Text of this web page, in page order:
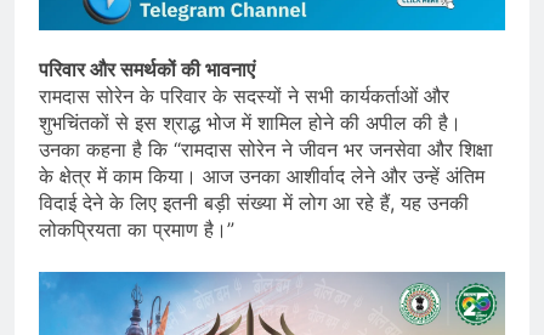
परिवार और समर्थकों की भावनाएं
रामदास सोरेन के परिवार के सदस्यों ने सभी कार्यकर्ताओं और
शुभचिंतकों से इस श्राद्ध भोज में शामिल होने की अपील की है।
उनका कहना है कि “रामदास सोरेन ने जीवन भर जनसेवा और शिक्षा
के क्षेत्र में काम किया। आज उनका आशीर्वाद लेने और उन्हें अंतिम
विदाई देने के लिए इतनी बड़ी संख्या में लोग आ रहे हैं, यह उनकी
लोकप्रियता का प्रमाण है।”